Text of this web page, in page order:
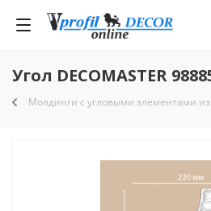
Угол DECOMASTER
Молдинги с угловыми элементами